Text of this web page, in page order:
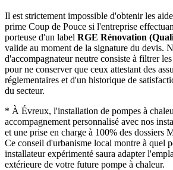
Il est strictement impossible d'obtenir les
prime Coup de Pouce si l'entreprise
porteuse d'un label RGE Rénovation
valide au moment de la signature du devis.
d'accompagnateur neutre consiste à filtrer
pour ne conserver que ceux attestant des
réglementaires et d'un historique de
du secteur.
* À Évreux, l'installation de pompes à
accompagnement personnalisé avec nos
et une prise en charge à 100% des dossiers
Ce conseil d'urbanisme local montre à quel
installateur expérimenté saura adapter
extérieure de votre future pompe à chaleur.